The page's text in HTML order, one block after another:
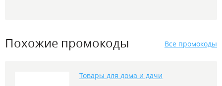
Похожие промокоды Все промокоды
Товары для дома и дачи